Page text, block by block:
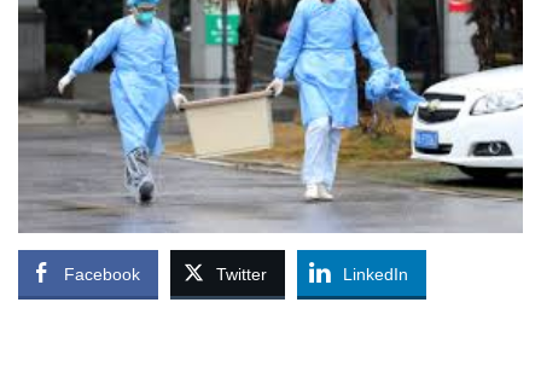
Facebook Twitter LinkedIn